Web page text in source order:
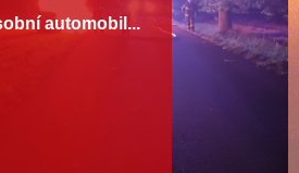
automobil...